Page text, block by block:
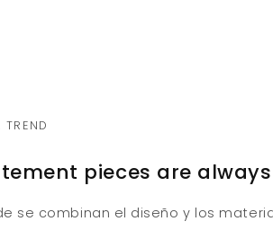
TREND
pieces are
se combinan el diseño y los